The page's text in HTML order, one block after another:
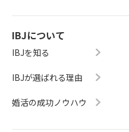
IBJについて
IBJを知る
IBJが選ばれる理由
婚活の成功ノウハウ